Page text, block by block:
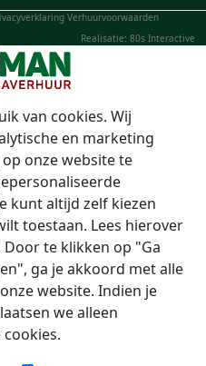
Verhuurvoorwaarden
Realisatie: 80s Interactive
van cookies. Wij
en marketing
onze website te
kunt altijd zelf kiezen
toestaan. Lees hierover
te klikken op "Ga
ga je akkoord met alle
website. Indien je
we alleen